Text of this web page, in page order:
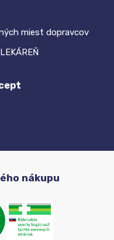
miest dopravcov
nákupu